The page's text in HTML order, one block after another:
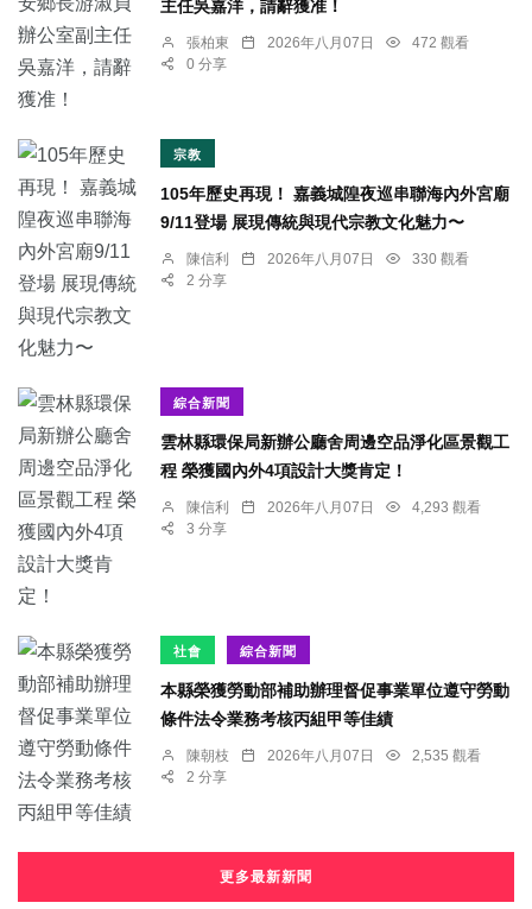
主任吳嘉洋，請辭獲准！
張柏東 2026年八月07日
472 觀看
0 分享
宗教
105年歷史再現！ 嘉義城隍夜巡串聯海內外宮廟
9/11登場 展現傳統與現代宗教文化魅力〜
陳信利 2026年八月07日
330 觀看
2 分享
綜合新聞
雲林縣環保局新辦公廳舍周邊空品淨化區景觀工
程 榮獲國內外4項設計大獎肯定！
陳信利 2026年八月07日
4,293 觀看
3 分享
社會 綜合新聞
本縣榮獲勞動部補助辦理督促事業單位遵守勞動
條件法令業務考核丙組甲等佳績
陳朝枝 2026年八月07日
2,535 觀看
2 分享
更多最新新聞